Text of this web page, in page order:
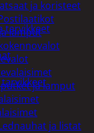
ja koristeet
lamput
ja lamput
ja listat
tarvikkeet